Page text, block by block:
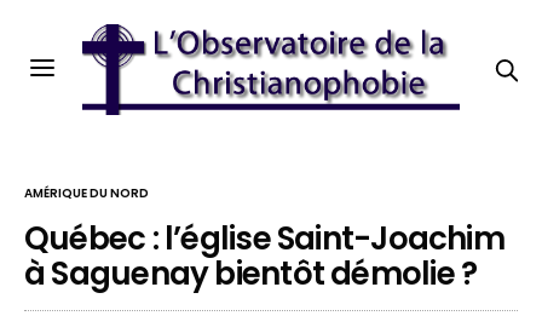
AMÉRIQUE DU NORD
Québec : l’église Saint-Joachim
à Saguenay bientôt démolie ?